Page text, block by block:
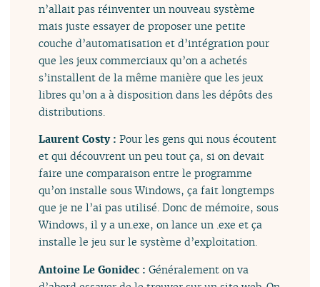
n’allait pas réinventer un nouveau système
mais juste essayer de proposer une petite
couche d’automatisation et d’intégration pour
que les jeux commerciaux qu’on a achetés
s’installent de la même manière que les jeux
libres qu’on a à disposition dans les dépôts des
distributions.
Laurent Costy :Pour les gens qui nous écoutent
et qui découvrent un peu tout ça, si on devait
faire une comparaison entre le programme
qu’on installe sous Windows, ça fait longtemps
que je ne l’ai pas utilisé. Donc de mémoire, sous
Windows, il y a un.exe, on lance un .exe et ça
installe le jeu sur le système d’exploitation.
Antoine Le Gonidec :Généralement on va